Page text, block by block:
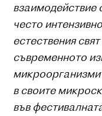
взаимодействие
често
естествения
съвременното
в своите
във